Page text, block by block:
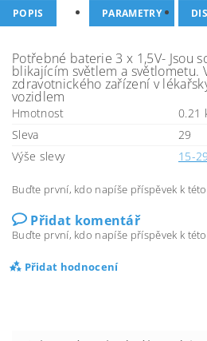
POPIS PARAMETRY
Potřebné baterie 3 x 1,5V- Jsou
blikajícím světlem a světlometu.
zdravotnického zařízení v
vozidlem
Hmotnost
0.21
Sleva
29
Výše slevy
15-
Buďte první, kdo napíše příspěvek k
Přidat komentář
Buďte první, kdo napíše příspěvek k
Přidat hodnocení